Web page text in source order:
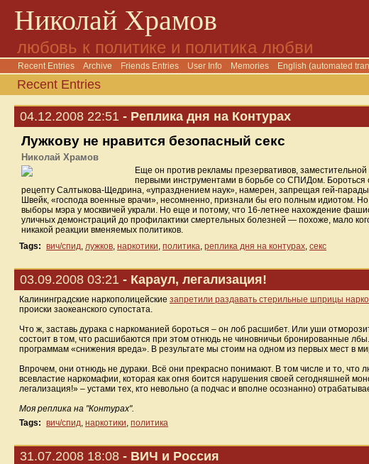
Николай Храмов
любовь к политике и политика любви
Recent Entries Archive Friends Entries User Info Memories English (automated
Recent Entries
04.12.2008 22:51 - Реплика дня на Контурах
Лужкову не нравится безопасный секс
Николай Храмов
Еще он против рекламы презервативов,
первыми инструментами в борьбе со СПИДом. Бороться
рецепту Салтыкова-Щедрина, «упразднением наук», намерен, запрещая гей-
Швейк, «господа военные врачи», несомненно, признали бы его полным идиотом.
выборы мэра у москвичей украли. Но еще и потому, что 16-летнее нахождение
уличных демонстраций до профилактики смертельных болезней — похоже, мало
никакой реакции вменяемых политиков.
Tags: вич/спид, лужков, наркотики, политика, реплика дня на контурах, секс
03.09.2008 03:21 - Караул, легализация!
Калининградские наркополицейские запретили раздавать стерильные шприцы
происки заокеанского супостата.
Что ж, заставь дурака с наркоманией бороться – он лоб расшибет. Или уши
состоит в том, что расшибаются при этом отнюдь не чиновничьи бронированные
программам «снижения вреда». В результате мы стоим на одном из первых мест в
Впрочем, они отнюдь не дураки. Всё они прекрасно понимают. В том числе и то,
всевластие наркомафии, которая как огня боится нарушения своей сегодняшней
легализация!» – устами тех, кто невольно (а подчас и вполне осознанно)
Моя реплика на "Контурах".
Tags: вич/спид, наркотики, политика
31.07.2008 18:08 - ВИЧ и Россия